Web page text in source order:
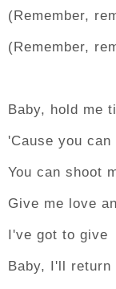
(Remember,
(Remember,
Baby, hold me
'Cause you
You can shoot
Give me love
I've got to give
Baby, I'll return